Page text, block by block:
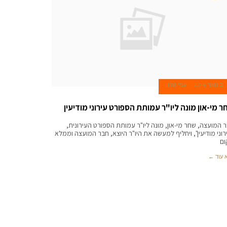
1 בינואר 2014 עמי שרון
מי-און מונה ליו"ר עמותת הספורט עירוני מודיעין
המועצה, שחר מי-און, מונה ליו"ר עמותת הספורט העירונית,
מודיעין", ויחליף למעשה את היו"ר היוצא, חבר המועצה וממלא
עוד ←